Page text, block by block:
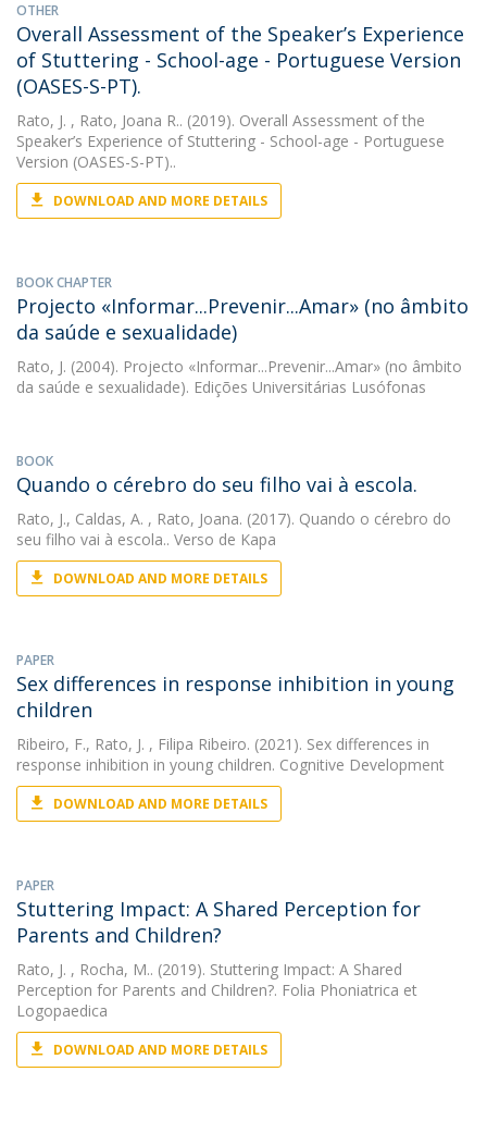
OTHER
Overall Assessment of the Speaker’s Experience
of Stuttering - School-age - Portuguese Version
(OASES-S-PT).
Rato, J. , Rato, Joana R.. (2019). Overall Assessment of the
Speaker’s Experience of Stuttering - School-age - Portuguese
Version (OASES-S-PT)..
DOWNLOAD AND MORE DETAILS
BOOK CHAPTER
Projecto «Informar...Prevenir...Amar» (no âmbito
da saúde e sexualidade)
Rato, J. (2004). Projecto «Informar...Prevenir...Amar» (no âmbito
da saúde e sexualidade). Edições Universitárias Lusófonas
BOOK
Quando o cérebro do seu filho vai à escola.
Rato, J., Caldas, A. , Rato, Joana. (2017). Quando o cérebro do
seu filho vai à escola.. Verso de Kapa
DOWNLOAD AND MORE DETAILS
PAPER
Sex differences in response inhibition in young
children
Ribeiro, F., Rato, J. , Filipa Ribeiro. (2021). Sex differences in
response inhibition in young children. Cognitive Development
DOWNLOAD AND MORE DETAILS
PAPER
Stuttering Impact: A Shared Perception for
Parents and Children?
Rato, J. , Rocha, M.. (2019). Stuttering Impact: A Shared
Perception for Parents and Children?. Folia Phoniatrica et
Logopaedica
DOWNLOAD AND MORE DETAILS